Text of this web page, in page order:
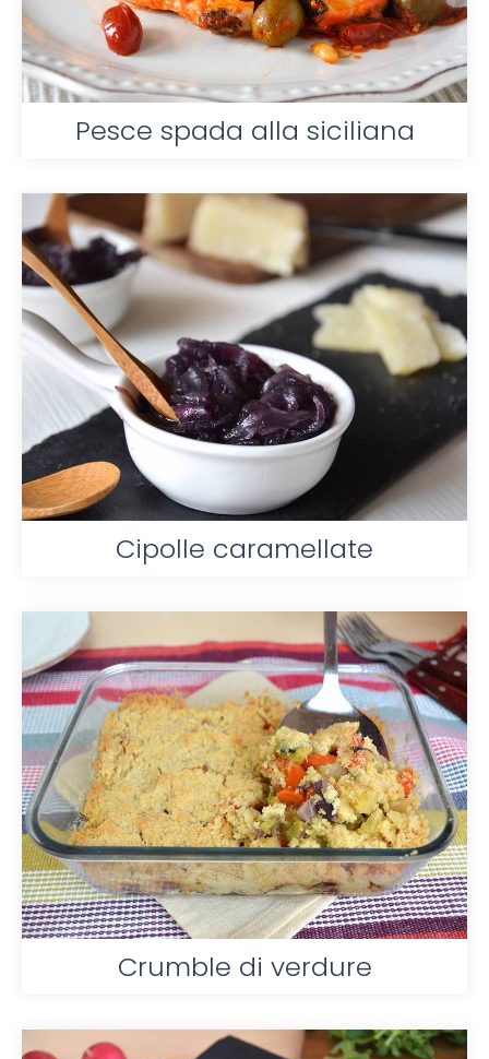
Pesce spada alla siciliana
Cipolle caramellate
Crumble di verdure